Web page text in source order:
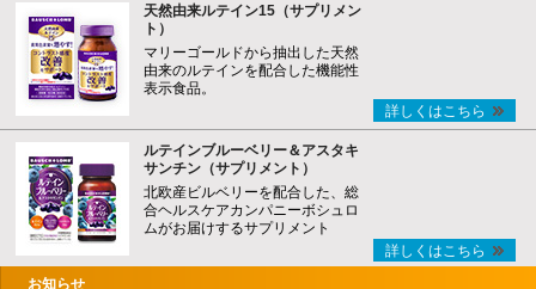
天然由来ルテイン15（サプリメン
ト）
マリーゴールドから抽出した天然
由来のルテインを配合した機能性
表示食品。
詳しくはこちら
ルテインブルーベリー＆アスタキ
サンチン（サプリメント）
北欧産ビルベリーを配合した、総
合ヘルスケアカンパニーボシュロ
ムがお届けするサプリメント
詳しくはこちら
お知らせ